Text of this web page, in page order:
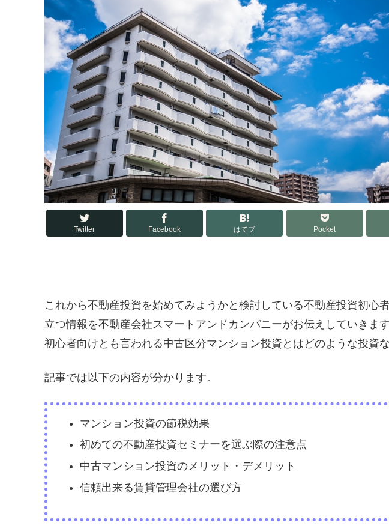
Twitter Facebook はてブ Pocket
これから不動産投資を始めてみようかと検討している不動産投資初心
立つ情報を不動産会社スマートアンドカンパニーがお伝えしていきま
初心者向けとも言われる中古区分マンション投資とはどのような投資
記事では以下の内容が分かります。
マンション投資の節税効果
初めての不動産投資セミナーを選ぶ際の注意点
中古マンション投資のメリット・デメリット
信頼出来る賃貸管理会社の選び方